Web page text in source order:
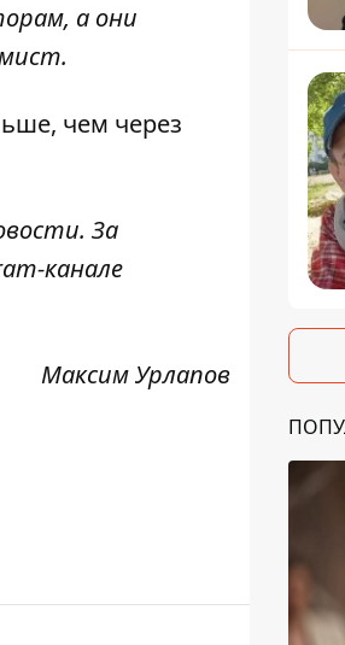
а они
чем через
За
канале
Максим Урлапов